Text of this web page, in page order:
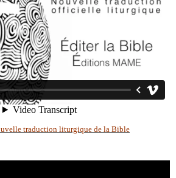
traduction liturgique de la Bible